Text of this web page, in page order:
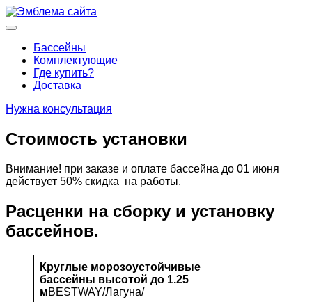
Перейти
к
Основное
Бассейны
Комплектующие
Где купить?
Доставка
Нужна консультация
Стоимость установки
Внимание! при заказе и оплате бассейна до 01 июня
действует 50% скидка на работы.
Расценки на сборку и установку
бассейнов.
Круглые морозоустойчивые
бассейны высотой до 1.25
мBESTWAY/Лагуна/